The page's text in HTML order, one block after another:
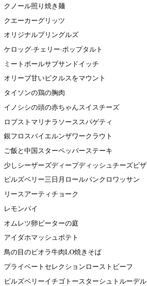
クノール照り焼き麺
クエーカーグリッツ
オリジナルプリングルズ
ケロッグ·チェリー·ポップタルト
ミートボールサブサンドイッチ
オリーブ甘いピクルスをマウント
タイソンの鶏の胸肉
イノシシの頭の赤ちゃんスイスチーズ
ロブストマリナラソーススパゲティ
銀フロスバイエルンザワークラウト
ご飯と中国スターペッパーステーキ
少しシーザーズディープディッシュチーズピザ
ピルズベリー三日月ロールパンクロワッサン
リースアーティチョーク
レモンパイ
オムレツ卵ビーターの庭
アイダホマッシュポテト
鳥の目のビオラ牛肉LO焼きそば
プライベートセレクションローストビーフ
ピルズベリーイチゴトースターシュトルーデル